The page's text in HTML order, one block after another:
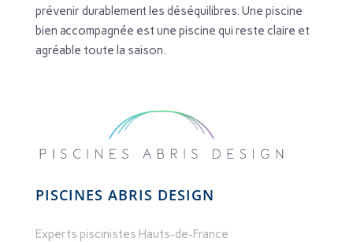
prévenir durablement les déséquilibres. Une piscine
bien accompagnée est une piscine qui reste claire et
agréable toute la saison.
PISCINES ABRIS DESIGN
Experts piscinistes Hauts-de-France